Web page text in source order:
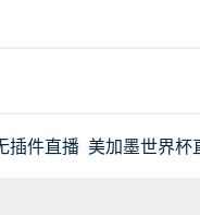
插件直播 美加墨世界杯